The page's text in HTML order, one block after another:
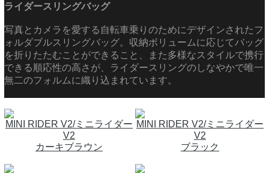
ライダースリングバッグ
写真とカメラを愛する自転車乗りのためにデザインされたフ
ォルダブルスリングバッグ。収納ボリュームに応じてバッグ
を折りたたむことができること、また多様なスタイルで携行
できる順応性の高さが、ライダースリングのしなやかで唯一
無二のフォルムに織り込まれています。
MINI RIDER V2/ミニライダー
V2
カーキブラウン
MINI RIDER V2/ミニライダー
V2
ブラック